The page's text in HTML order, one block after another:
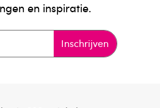
en inspiratie.
Inschrijven